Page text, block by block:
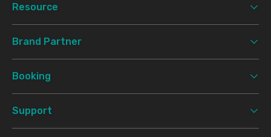
Resource
Brand Partner
Booking
Support